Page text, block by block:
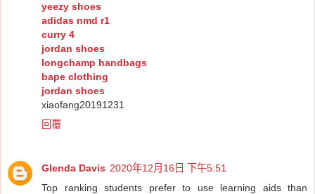
yeezy shoes
adidas nmd r1
curry 4
jordan shoes
longchamp handbags
bape clothing
jordan shoes
xiaofang20191231
回覆
Glenda Davis 2020年12月16日 下午5:51
Top ranking students prefer to use learning aids than